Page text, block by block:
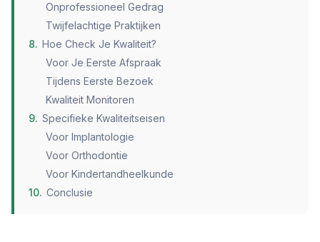
Onprofessioneel Gedrag
Twijfelachtige Praktijken
8. Hoe Check Je Kwaliteit?
Voor Je Eerste Afspraak
Tijdens Eerste Bezoek
Kwaliteit Monitoren
9. Specifieke Kwaliteitseisen
Voor Implantologie
Voor Orthodontie
Voor Kindertandheelkunde
10. Conclusie